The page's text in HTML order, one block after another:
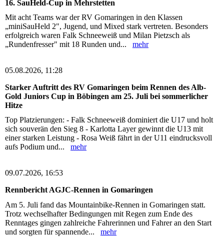
16. SauHeld-Cup in Mehrstetten
Mit acht Teams war der RV Gomaringen in den Klassen
„miniSauHeld 2", Jugend, und Mixed stark vertreten. Besonders
erfolgreich waren Falk Schneeweiß und Milan Pietzsch als
„Rundenfresser" mit 18 Runden und... mehr
05.08.2026, 11:28
Starker Auftritt des RV Gomaringen beim Rennen des Alb-
Gold Juniors Cup in Böbingen am 25. Juli bei sommerlicher
Hitze
Top Platzierungen: - Falk Schneeweiß dominiert die U17 und holt
sich souverän den Sieg 8 - Karlotta Layer gewinnt die U13 mit
einer starken Leistung - Rosa Weiß fährt in der U11 eindrucksvoll
aufs Podium und... mehr
09.07.2026, 16:53
Rennbericht AGJC-Rennen in Gomaringen
Am 5. Juli fand das Mountainbike-Rennen in Gomaringen statt.
Trotz wechselhafter Bedingungen mit Regen zum Ende des
Renntages gingen zahlreiche Fahrerinnen und Fahrer an den Start
und sorgten für spannende... mehr